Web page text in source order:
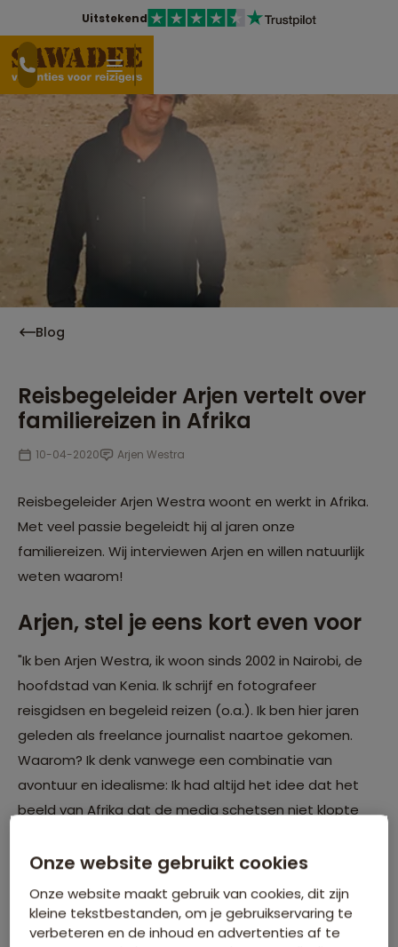
Uitstekend
Blog
Reisbegeleider Arjen vertelt over
familiereizen in Afrika
10-04-2020 Arjen Westra
Reisbegeleider Arjen Westra woont en werkt in Afrika.
Met veel passie begeleidt hij al jaren onze
familiereizen. Wij interviewen Arjen en willen natuurlijk
weten waarom!
Arjen, stel je eens kort even voor
"Ik ben Arjen Westra, ik woon sinds 2002 in Nairobi, de
hoofdstad van Kenia. Ik schrijf en fotografeer
reisgidsen en begeleid reizen (o.a.). Ik ben hier jaren
geleden als freelance journalist naartoe gekomen.
Waarom? Ik denk vanwege een combinatie van
avontuur en idealisme: Ik had altijd het idee dat het
beeld van Afrika dat de media schetsen niet klopte
zien of dat klopte en daar eventueel verandering in
brengen. Als reisbegeleider doe ik dat eigenlijk nog
steeds."
Onze website gebruikt cookies
Onze website maakt gebruik van cookies, dit zijn
kleine tekstbestanden, om je gebruikservaring te
verbeteren en de inhoud en advertenties af te